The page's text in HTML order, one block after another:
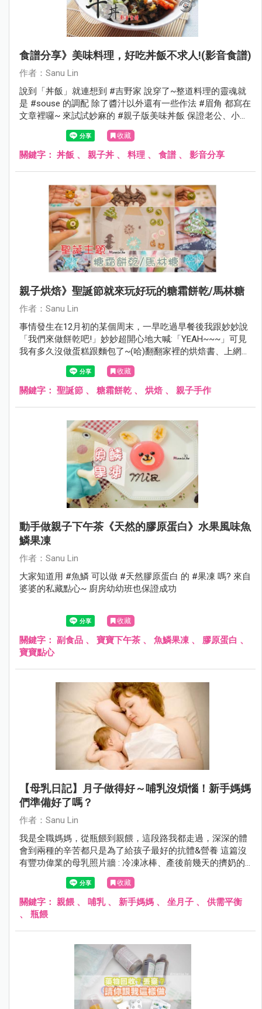
食譜分享》美味料理，好吃丼飯不求人!(影音食譜)
作者：Sanu Lin
說到「丼飯」就連想到 #吉野家 說穿了~整道料理的靈魂就
是 #souse 的調配 除了醬汁以外還有一些作法 #眉角 都寫在
文章裡囉~ 來試試妙麻的 #親子版美味丼飯 保證老公、小孩
都會愛上的賀租咪
收藏
關鍵字： 丼飯 、 親子丼 、 料理 、 食譜 、 影音分享
親子烘焙》聖誕節就來玩好玩的糖霜餅乾/馬林糖
作者：Sanu Lin
事情發生在12月初的某個周末，一早吃過早餐後我跟妙妙說
「我們來做餅乾吧!」妙妙超開心地大喊:「YEAH~~~」可見
我有多久沒做蛋糕跟麵包了~(哈)翻翻家裡的烘焙書、上網參
考了許多食譜，雖然沒做過但應該不難，就應景一下來做
『聖誕節造型的糖霜餅乾』吧！
收藏
關鍵字： 聖誕節 、 糖霜餅乾 、 烘焙 、 親子手作
動手做親子下午茶《天然的膠原蛋白》水果風味魚
鱗果凍
作者：Sanu Lin
大家知道用 #魚鱗 可以做 #天然膠原蛋白 的 #果凍 嗎? 來自
婆婆的私藏點心~ 廚房幼幼班也保證成功
收藏
關鍵字： 副食品 、 寶寶下午茶 、 魚鱗果凍 、 膠原蛋白 、
寶寶點心
【母乳日記】月子做得好～哺乳沒煩惱！新手媽媽
們準備好了嗎？
作者：Sanu Lin
我是全職媽媽，從瓶餵到親餵，這段路我都走過，深深的體
會到兩種的辛苦都只是為了給孩子最好的抗體&營養 這篇沒
有豐功偉業的母乳照片牆 : 冷凍冰棒、產後前幾天的擠奶的
cc數~通通沒有((哈~ 總覺得那些越看越讓人喪氣~回頭繼續
盯著胸前兩顆硬奶猛搖頭 相信我~雖然文字可能有點多，但
還是希望能幫助到還在餵母乳所苦的奶娘們!! 加油ㄚ~~~~
收藏
關鍵字： 親餵 、 哺乳、 新手媽媽 、 坐月子 、 供需平衡
、 瓶餵